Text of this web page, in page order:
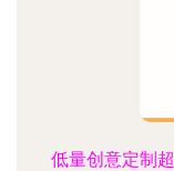
低量创意定制